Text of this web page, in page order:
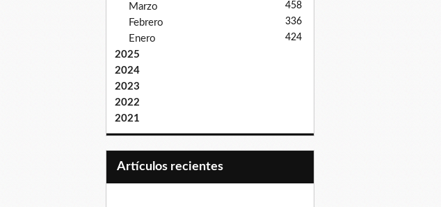
Marzo 458
Febrero 336
Enero 424
2025
2024
2023
2022
2021
Artículos recientes